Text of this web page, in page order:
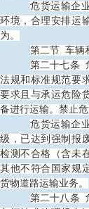
危货运输企
环境，合理安排运
为。
第二节 车辆
第二十七条
法规和标准规范要
要求且与承运危险
备进行运输。禁止危
危货运输企
级，已达到强制报
检测不合格（含未
其他不符合国家规
货物道路运输业务。
第二十八条